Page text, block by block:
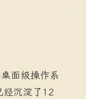
面级操作系
经沉淀了12